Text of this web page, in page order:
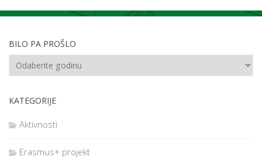
BILO PA PROŠLO
KATEGORIJE
Aktivnosti
Erasmus+ projekt